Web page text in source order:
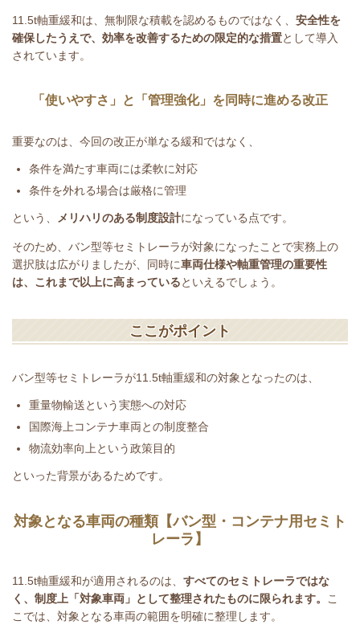
11.5t軸重緩和は、無制限な積載を認めるものではなく、 安全性を
確保したうえで、効率を改善するための限定的な措置として導入
されています。
「使いやすさ」と「管理強化」を同時に進める改正
重要なのは、今回の改正が単なる緩和ではなく、
条件を満たす車両には柔軟に対応
条件を外れる場合は厳格に管理
という、 メリハリのある制度設計になっている点です。
そのため、バン型等セミトレーラが対象になったことで実務上の
選択肢は広がりましたが、同時に車両仕様や軸重管理の重要性
は、これまで以上に高まっているといえるでしょう。
ここがポイント
バン型等セミトレーラが11.5t軸重緩和の対象となったのは、
重量物輸送という実態への対応
国際海上コンテナ車両との制度整合
物流効率向上という政策目的
といった背景があるためです。
対象となる車両の種類【バン型・コンテナ用セミト
レーラ】
11.5t軸重緩和が適用されるのは、 すべてのセミトレーラではな
く、制度上「対象車両」として整理されたものに限られます。
こ
こでは、対象となる車両の範囲を明確に整理します。